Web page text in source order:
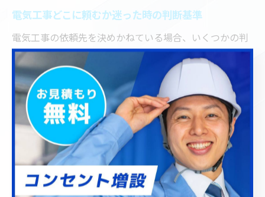
電気工事どこに頼むか迷った時の判断基準
電気工事の依頼先を決めかねている場合、いくつかの判
断基準を設けることが大切です。まずは、資格や実績、
口コミ評価などの信頼性を重視しましょう。施工事例や
対応エリア、アフターサービスの内容も比較ポイントと
なります。
次に、見積もり内容が明快で追加費用の説明がしっかり
されているか、現地調査を実施してくれるかも重要で
す。例えば、川口市内の電気工事店では、無料見積もり
や現地確認のサービスを提供している業者も多く、納得